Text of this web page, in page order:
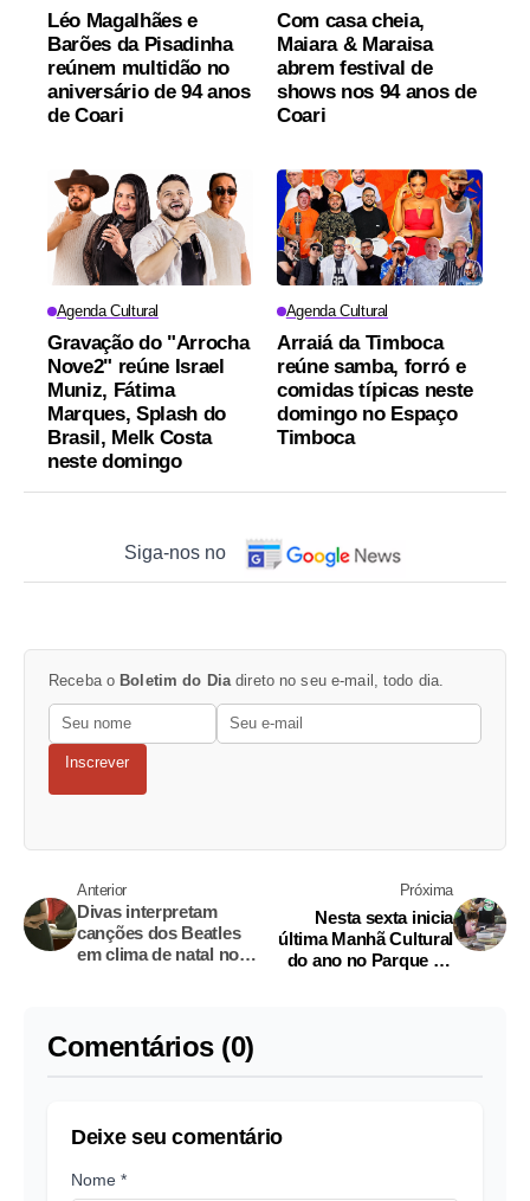
Léo Magalhães e
Barões da Pisadinha
reúnem multidão no
aniversário de 94 anos
de Coari
Com casa cheia,
Maiara & Maraisa
abrem festival de
shows nos 94 anos de
Coari
Agenda Cultural
Gravação do "Arrocha
Nove2" reúne Israel
Muniz, Fátima
Marques, Splash do
Brasil, Melk Costa
neste domingo
Agenda Cultural
Arraiá da Timboca
reúne samba, forró e
comidas típicas neste
domingo no Espaço
Timboca
Siga-nos no
Receba o Boletim do Diadireto no seu e-mail, todo dia.
Inscrever
Anterior
Divas interpretam
canções dos Beatles
em clima de natal no
Próxima
Nesta sexta inicia
última Manhã Cultural
do ano no Parque do
Comentários (0)
Deixe seu comentário
Nome *